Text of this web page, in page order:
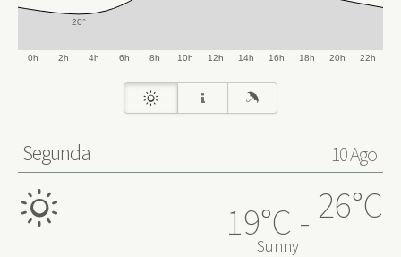
0h 2h 4h 6h 8h 10h 12h 14h 16h 18h 20h 22h
20°
Segunda 10 Ago
26°C
19°C
Sunny